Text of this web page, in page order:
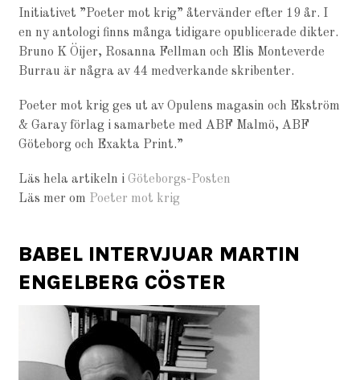
Initiativet ”Poeter mot krig” återvänder efter 19 år. I
en ny antologi finns många tidigare opublicerade dikter.
Bruno K Öijer, Rosanna Fellman och Elis Monteverde
Burrau är några av 44 medverkande skribenter.
Poeter mot krig ges ut av Opulens magasin och Ekström
& Garay förlag i samarbete med ABF Malmö, ABF
Göteborg och Exakta Print.”
Läs hela artikeln iGöteborgs-Posten
Läs mer om Poeter mot krig
BABEL INTERVJUAR MARTIN
ENGELBERG CÖSTER